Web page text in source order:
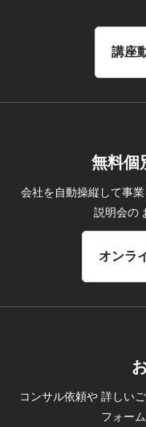
講座
無料個
会社を自動操縦して事業
説明会の
オンラ
コンサル依頼や 詳しい
フォー